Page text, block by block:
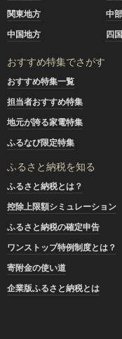
関東地方
中
中国地方
四
おすすめ特集でさがす
おすすめ特集一覧
担当者おすすめ特集
地元が誇る家電特集
ふるなび限定特集
ふるさと納税を知る
ふるさと納税とは？
控除上限額シミュレーション
ふるさと納税の確定申告
ワンストップ特例制度とは？
寄附金の使い道
企業版ふるさと納税とは